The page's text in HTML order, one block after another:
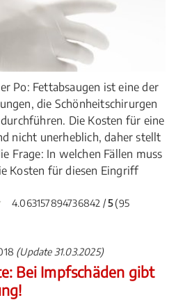
Po: Fettabsaugen ist eine der
die Schönheitschirurgen
Die Kosten für eine
nicht unerheblich, daher stellt
Frage: In welchen Fällen muss
Kosten für diesen Eingriff
4.063157894736842 /5(95
(Update 31.03.2025)
Bei Impfschäden gibt